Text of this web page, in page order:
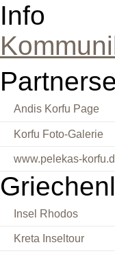
Info
Andis Korfu Page
Korfu Foto-Galerie
www.pelekas-
Insel Rhodos
Kreta Inseltour